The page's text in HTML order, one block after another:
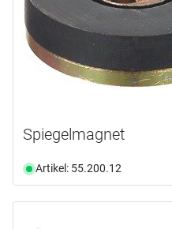
Spiegelmagnet
Artikel: 55.200.12